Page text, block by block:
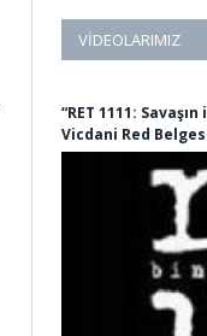
VIDEOLARIMIZ
“RET 1111:
Vicdani Red